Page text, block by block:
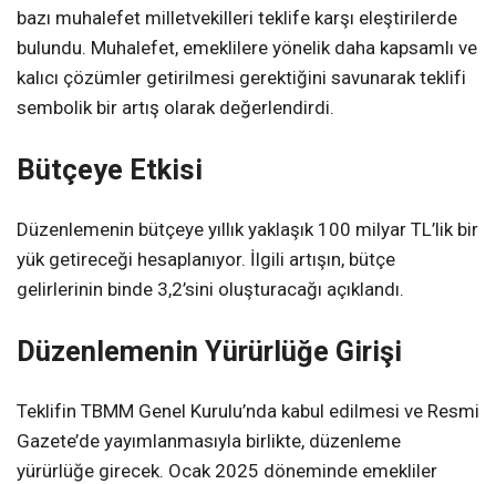
bazı muhalefet milletvekilleri teklife karşı eleştirilerde
bulundu. Muhalefet, emeklilere yönelik daha kapsamlı ve
kalıcı çözümler getirilmesi gerektiğini savunarak teklifi
sembolik bir artış olarak değerlendirdi.
Bütçeye Etkisi
Düzenlemenin bütçeye yıllık yaklaşık 100 milyar TL’lik bir
yük getireceği hesaplanıyor. İlgili artışın, bütçe
gelirlerinin binde 3,2’sini oluşturacağı açıklandı.
Düzenlemenin Yürürlüğe Girişi
Teklifin TBMM Genel Kurulu’nda kabul edilmesi ve Resmi
Gazete’de yayımlanmasıyla birlikte, düzenleme
yürürlüğe girecek. Ocak 2025 döneminde emekliler